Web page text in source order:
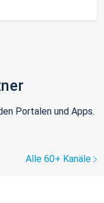
Portalen und Apps.
Alle 60+ Kanäle